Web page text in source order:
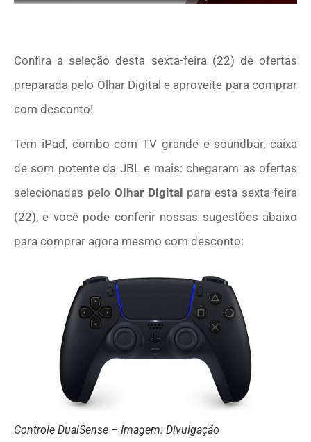
Confira a seleção desta sexta-feira (22) de ofertas
preparada pelo Olhar Digital e aproveite para comprar
com desconto!
Tem iPad, combo com TV grande e soundbar, caixa
de som potente da JBL e mais: chegaram as ofertas
selecionadas pelo Olhar Digital para esta sexta-feira
(22), e você pode conferir nossas sugestões abaixo
para comprar agora mesmo com desconto:
Controle DualSense – Imagem: Divulgação